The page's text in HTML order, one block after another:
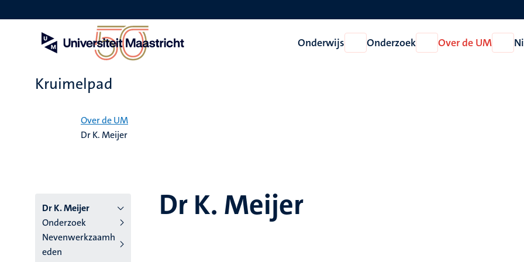
en
Onderwijs
Open
Onderwijs
Onderzoek
Open
Onderzoek
Over de UM
Open
Over
Kruimelpad
Over de UM
Dr K. Meijer
Dr K. Meijer
Onderzoek
Nevenwerkzaamh
eden
Dr K. Meijer